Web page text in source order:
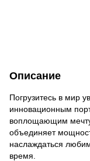
Описание
Погрузитесь в мир
инновационным
воплощающим мечту
объединяет
наслаждаться
время.